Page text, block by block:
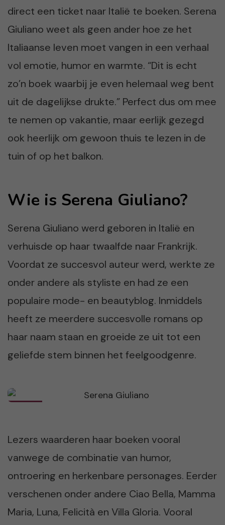
direct een ticket naar Italië te boeken. Serena
Giuliano weet als geen ander hoe ze het
Italiaanse leven moet vangen in een verhaal
vol emotie, humor en warmte. “Dit is echt
zo’n boek waarbij je even helemaal weg bent
uit de dagelijkse drukte.” Perfect dus om mee
te nemen op vakantie, maar eerlijk gezegd
ook heerlijk om gewoon thuis te lezen in de
tuin of op het balkon.
Wie is Serena Giuliano?
Serena Giuliano werd geboren in Italië en
verhuisde op haar twaalfde naar Frankrijk.
Voordat ze succesvol auteur werd, werkte ze
onder andere als styliste en had ze een
populaire mode- en beautyblog. Inmiddels
heeft ze meerdere succesvolle romans op
haar naam staan en groeide ze uit tot een
geliefde stem binnen het feelgoodgenre.
Lezers waarderen haar boeken vooral
vanwege de combinatie van humor,
ontroering en herkenbare personages. Eerder
verschenen onder andere Ciao Bella, Mamma
Maria, Luna, Felicità en Villa Gloria. Vooral